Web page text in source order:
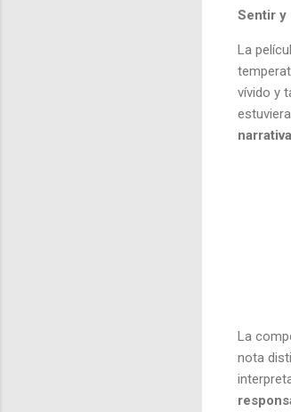
Sentir y
La
vívido y
La
nota